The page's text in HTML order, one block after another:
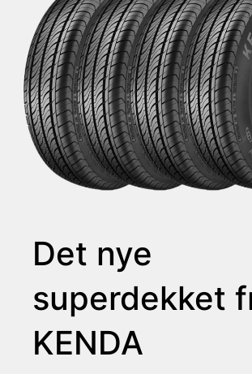
Det nye
superdekket
KENDA